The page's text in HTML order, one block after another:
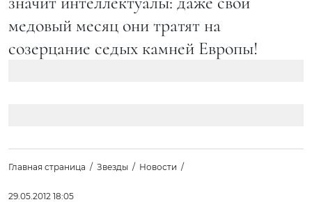
медовый месяц они тратят на
созерцание седых камней Европы!
Главная страница Звезды Новости
29.05.2012 18:05